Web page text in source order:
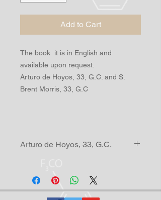
Add to Cart
The book it is in English and
available upon request.
Arturo de Hoyos, 33, G.C. and S.
Brent Morris, 33, G.C
Arturo de Hoyos, 33, G.C.